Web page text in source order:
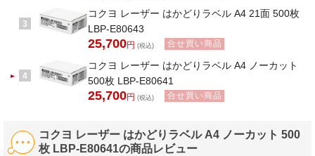
3
コクヨ レーザー はかどりラベル A4 21面 500枚
LBP-E80643
25,700円 (税込) 合せ買い商品
4
コクヨ レーザー はかどりラベル A4 ノーカット
500枚 LBP-E80641
25,700円 (税込) 合せ買い商品
コクヨ レーザー はかどりラベル A4 ノーカット 500
枚 LBP-E80641の商品レビュー